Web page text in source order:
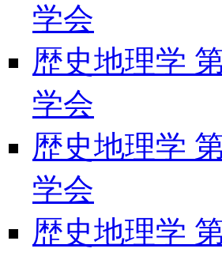
学会
歴史地理学
学会
歴史地理学
学会
歴史地理学